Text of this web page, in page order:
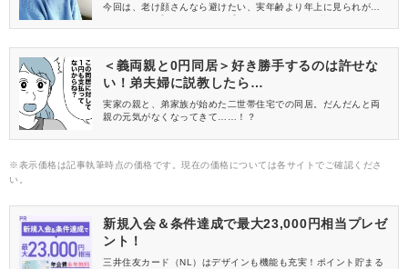
今回は、老け顔さんなら避けたい、実年齢より年上に見られがち
ら、要チェックですよ！
＜義両親と0円同居＞好き勝手するのは許せな
い！弟夫婦に説教したら…
実家の親と、弟家族が始めた二世帯住宅での同居。だんだんと両
親の元気がなくなってきて……！？
※表示価格は記事執筆時点の価格です。現在の価格については各サイトでご確認くださ
い。
新規入会＆条件達成で最大23,000円相当プレゼ
ント！
三井住友カード（NL）はデザインも機能も充実！ポイント貯まる